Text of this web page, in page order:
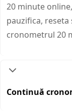
20 minute
pauzifica,
cronometrul 20
Continuă